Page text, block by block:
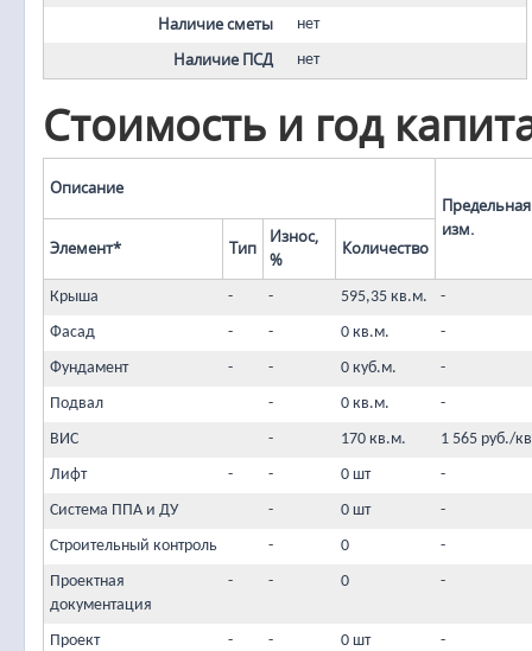
Наличие сметы нет
Наличие ПСД нет
Стоимость и год
Описание
изм.
Элемент*
Тип
Износ,
%
Количество
Крыша - - 595,35 кв.м.
-
Фасад
- - 0 кв.м.
-
Фундамент
- - 0 куб.м.
-
Подвал
- 0 кв.м.
-
ВИС
- 170 кв.м.
1 565 руб./
Лифт
- - 0 шт
-
Система ППА и ДУ
- 0 шт
-
Строительный контроль
- 0
-
Проектная
документация
- - 0 -
Проект - - 0 шт
-